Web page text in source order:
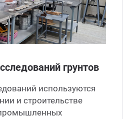
грунтов
используются
и строительстве